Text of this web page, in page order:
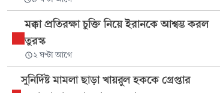
মক্কা প্রতিরক্ষা চুক্তি নিয়ে ইরানকে আশ্বস্ত করল
তুরস্ক
২ ঘণ্টা আগে
সুনির্দিষ্ট মামলা ছাড়া খায়রুল হককে গ্রেপ্তার